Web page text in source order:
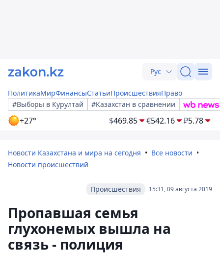
Рус
ПолитикаМирФинансыСтатьиПроисшествияПраво
#Выборы в Курултай
#Казахстан в сравнении
+27° $469.85 €542.16 ₽5.78
Новости Казахстана и мира на сегодня
Все новости
Новости происшествий
15:31, 09 августа 2019
Происшествия
Пропавшая семья
глухонемых вышла на
связь - полиция